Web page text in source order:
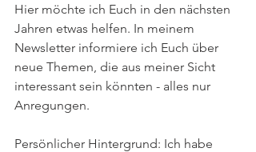
Hier möchte ich Euch in den nächsten
Jahren etwas helfen. In meinem
Newsletter informiere ich Euch über
neue Themen, die aus meiner Sicht
interessant sein könnten - alles nur
Anregungen.
Persönlicher Hintergrund: Ich habe